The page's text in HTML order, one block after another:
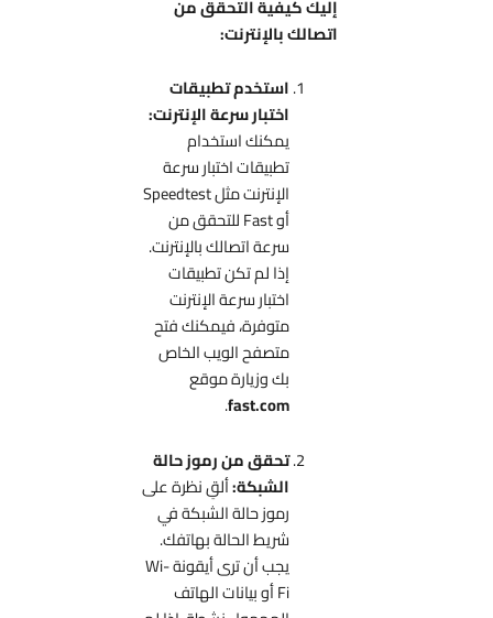
إليك كيفية التحقق من
اتصالك بالإنترنت:
استخدم تطبيقات
اختبار سرعة الإنترنت:
يمكنك استخدام
تطبيقات اختبار سرعة
الإنترنت مثل Speedtest
أو Fast للتحقق من
سرعة اتصالك بالإنترنت.
إذا لم تكن تطبيقات
اختبار سرعة الإنترنت
متوفرة، فيمكنك فتح
متصفح الويب الخاص
بك وزيارة موقع
تحقق من رموز حالة
ألقِ نظرة على
رموز حالة الشبكة في
شريط الحالة بهاتفك.
يجب أن ترى أيقونة Wi-
Fi أو بيانات الهاتف